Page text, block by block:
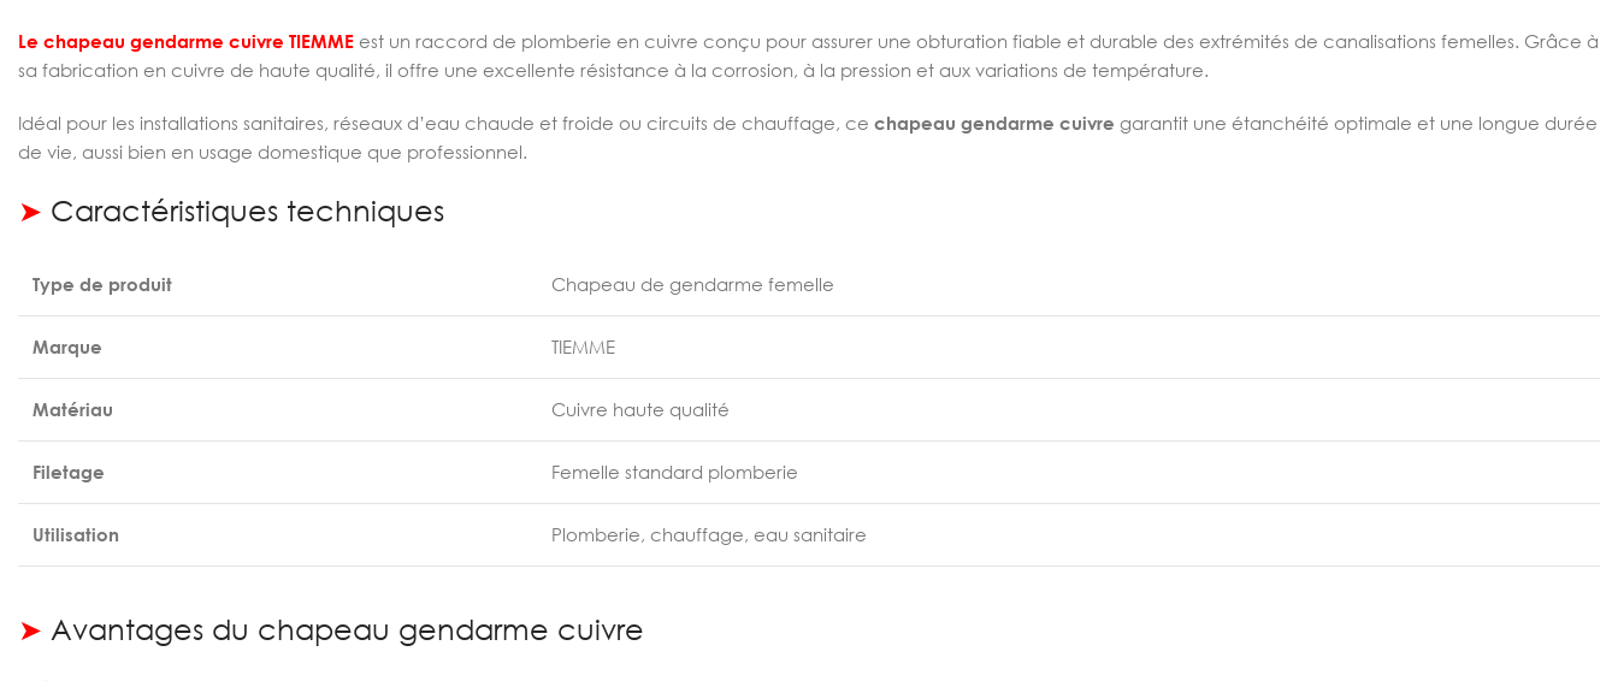
Le chapeau gendarme cuivre TIEMME est un raccord de plomberie en cuivre conçu pour assurer une obturation fiable et durable des extrémités de canalisations femelles. Grâce à
sa fabrication en cuivre de haute qualité, il offre une excellente résistance à la corrosion, à la pression et aux variations de température.
Idéal pour les installations sanitaires, réseaux d’eau chaude et froide ou circuits de chauffage, ce chapeau gendarme cuivre garantit une étanchéité optimale et une longue durée
de vie, aussi bien en usage domestique que professionnel.
➤ Caractéristiques techniques
Type de produit Chapeau de gendarme femelle
Marque TIEMME
Matériau Cuivre haute qualité
Filetage Femelle standard plomberie
Utilisation Plomberie, chauffage, eau sanitaire
➤ Avantages du chapeau gendarme cuivre